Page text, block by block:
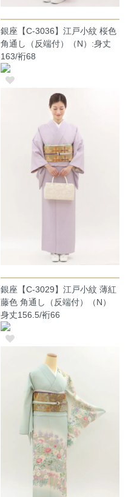
銀座【C-3036】江戸小紋 桜色
角通し（反端付）（N）:身丈
163/裄68
銀座【C-3029】江戸小紋 薄紅
藤色 角通し（反端付）（N）
身丈156.5/裄66